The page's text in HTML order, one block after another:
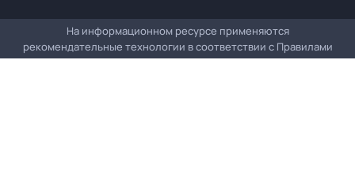
На информационном ресурсе применяются
рекомендательные технологии в соответствии с Правилами